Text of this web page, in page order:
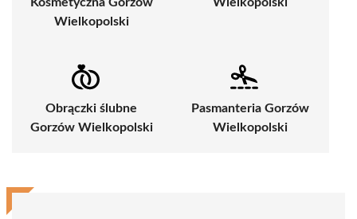
Wielkopolski
Obrączki ślubne
Gorzów Wielkopolski
Pasmanteria Gorzów
Wielkopolski